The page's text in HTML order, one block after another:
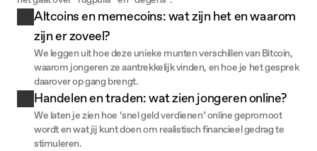
Altcoins en memecoins: wat zijn het en waarom
zijn er zoveel?
We leggen uit hoe deze unieke munten verschillen van Bitcoin,
waarom jongeren ze aantrekkelijk vinden, en hoe je het gesprek
daarover op gang brengt.
Handelen en traden: wat zien jongeren online?
We laten je zien hoe ‘snel geld verdienen’ online gepromoot
wordt en wat jij kunt doen om realistisch financieel gedrag te
stimuleren.